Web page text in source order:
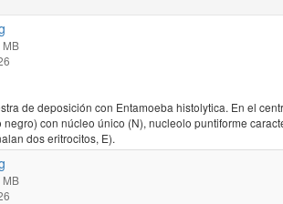
de deposición con Entamoeba histolytica. En el
negro) con núcleo único (N), nucleolo puntiforme
dos eritrocitos, E).